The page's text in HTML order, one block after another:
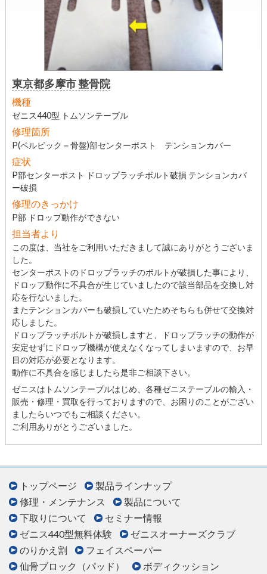
東京都多摩市 整骨院
機種
ゼニス440型 トムソンテーブル
修理箇所
P(ペルビック＝骨盤)部センターポスト テンションカバー
症状
P部センターポスト ドロップラッチボルト破損 テンションカバ
ー破損
修理のきっかけ
P部 ドロップ動作ができない
担当者より
この度は、当社をご利用いただきまして誠にありがとうございま
した。
センターポストのドロップラッチのボルトが破損した事により、
ドロップ動作に不具合が生じていましたので該当部品を交換し対
応を行ないました。
またテンションカバーも破損していたためそちらも併せて交換対
応しました。
ドロップラッチボルトが破損しますと、ドロップラッチの動作が
安定せずにドロップ機構が使えなくなってしまいますので、お早
目の対応が必要となります。
動作に不具合を感じましたら是非ご相談下さい。
ゼニスはトムソンテーブルはじめ、各種ゼニステーブルの輸入・
販売・修理・買取を行っておりますので、お困りのことがござい
ましたらいつでもご相談ください。
ご利用ありがとうございました。
トップページ
製品ラインナップ
修理・メンテナンス
製品について
下取りについて
セミナー情報
ゼニス440型無料体験
ゼニスオーナーズクラブ
のりかえ割
フェイスペーパー
仙骨ブロック（パッド）
ボディクッション